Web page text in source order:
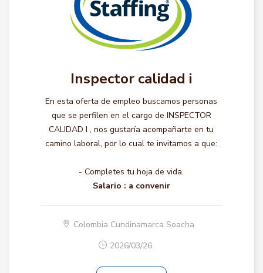
Inspector calidad i
En esta oferta de empleo buscamos personas
que se perfilen en el cargo de INSPECTOR
CALIDAD I , nos gustaría acompañarte en tu
camino laboral, por lo cual te invitamos a que:
- Completes tu hoja de vida.
Salario : a convenir
Colombia Cundinamarca Soacha
2026/03/26